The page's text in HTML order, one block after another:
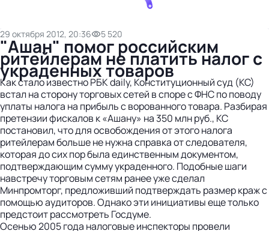
29 октября 2012, 20:36 5 520
"Ашан" помог российским
ритейлерам не платить налог с
украденных товаров
Как стало известно РБК daily, Конституционный суд (КС)
встал на сторону торговых сетей в споре с ФНС по поводу
уплаты налога на прибыль с ворованного товара. Разбирая
претензии фискалов к «Ашану» на 350 млн руб., КС
постановил, что для освобождения от этого налога
ритейлерам больше не нужна справка от следователя,
которая до сих пор была единственным документом,
подтверждающим сумму украденного. Подобные шаги
навстречу торговым сетям ранее уже сделал
Минпромторг, предложивший подтверждать размер краж с
помощью аудиторов. Однако эти инициативы еще только
предстоит рассмотреть Госдуме.
Осенью 2005 года налоговые инспекторы провели